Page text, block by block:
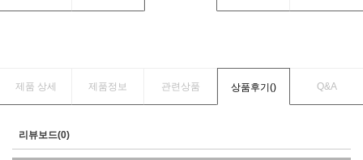
제품 상세 제품정보 관련상품 상품후기() Q&A
리뷰보드(0)